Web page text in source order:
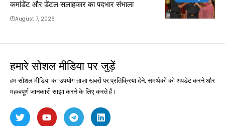
कमांडेंट और डेंटल सलाहकार का पदभार संभाला
August 7, 2026
हमारे सोशल मीडिया पर जुड़ें
हम सोशल मीडिया का उपयोग ताज़ा खबरों पर प्रतिक्रिया देने, समर्थकों को अपडेट करने और
महत्वपूर्ण जानकारी साझा करने के लिए करते हैं।